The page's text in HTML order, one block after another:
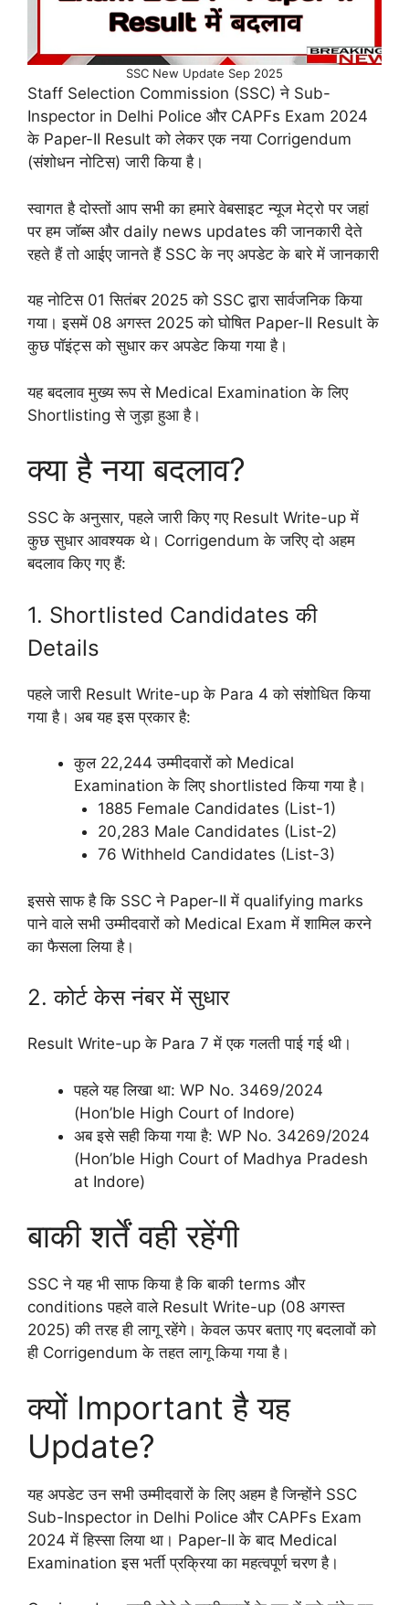
SSC New Update Sep 2025
Staff Selection Commission (SSC) ने Sub-
Inspector in Delhi Police और CAPFs Exam 2024
के Paper-II Result को लेकर एक नया Corrigendum
(संशोधन नोटिस) जारी किया है।
स्वागत है दोस्तों आप सभी का हमारे वेबसाइट न्यूज मेट्रो पर जहां
पर हम जॉब्स और daily news updates की जानकारी देते
रहते हैं तो आईए जानते हैं SSC के नए अपडेट के बारे में जानकारी
यह नोटिस 01 सितंबर 2025 को SSC द्वारा सार्वजनिक किया
गया। इसमें 08 अगस्त 2025 को घोषित Paper-II Result के
कुछ पॉइंट्स को सुधार कर अपडेट किया गया है।
यह बदलाव मुख्य रूप से Medical Examination के लिए
Shortlisting से जुड़ा हुआ है।
क्या है नया बदलाव?
SSC के अनुसार, पहले जारी किए गए Result Write-up में
कुछ सुधार आवश्यक थे। Corrigendum के जरिए दो अहम
बदलाव किए गए हैं:
1. Shortlisted Candidates की
Details
पहले जारी Result Write-up के Para 4 को संशोधित किया
गया है। अब यह इस प्रकार है:
कुल 22,244 उम्मीदवारों को Medical
Examination के लिए shortlisted किया गया है।
1885 Female Candidates (List-1)
20,283 Male Candidates (List-2)
76 Withheld Candidates (List-3)
इससे साफ है कि SSC ने Paper-II में qualifying marks
पाने वाले सभी उम्मीदवारों को Medical Exam में शामिल करने
का फैसला लिया है।
2. कोर्ट केस नंबर में सुधार
Result Write-up के Para 7 में एक गलती पाई गई थी।
पहले यह लिखा था: WP No. 3469/2024
(Hon’ble High Court of Indore)
अब इसे सही किया गया है: WP No. 34269/2024
(Hon’ble High Court of Madhya Pradesh
at Indore)
बाकी शर्तें वही रहेंगी
SSC ने यह भी साफ किया है कि बाकी terms और
conditions पहले वाले Result Write-up (08 अगस्त
2025) की तरह ही लागू रहेंगे। केवल ऊपर बताए गए बदलावों को
ही Corrigendum के तहत लागू किया गया है।
क्यों Important है यह
Update?
यह अपडेट उन सभी उम्मीदवारों के लिए अहम है जिन्होंने SSC
Sub-Inspector in Delhi Police और CAPFs Exam
2024 में हिस्सा लिया था। Paper-II के बाद Medical
Examination इस भर्ती प्रक्रिया का महत्वपूर्ण चरण है।